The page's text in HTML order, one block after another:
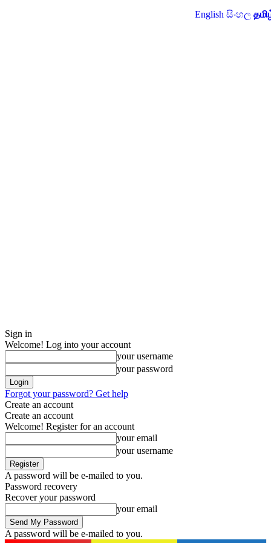
Sign in
Welcome! Log into your account
your username
your password
Forgot your password? Get help
Create an account
Create an account
Welcome! Register for an account
your email
your username
A password will be e-mailed to you.
Password recovery
Recover your password
your email
A password will be e-mailed to you.
English සිංහල